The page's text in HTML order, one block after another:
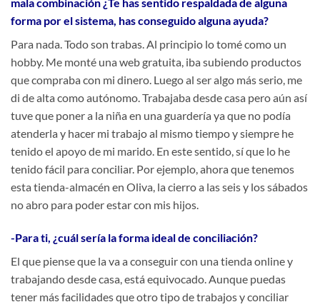
mala combinación ¿Te has sentido respaldada de alguna
forma por el sistema, has conseguido alguna ayuda?
Para nada. Todo son trabas. Al principio lo tomé como un
hobby. Me monté una web gratuita, iba subiendo productos
que compraba con mi dinero. Luego al ser algo más serio, me
di de alta como autónomo. Trabajaba desde casa pero aún así
tuve que poner a la niña en una guardería ya que no podía
atenderla y hacer mi trabajo al mismo tiempo y siempre he
tenido el apoyo de mi marido. En este sentido, sí que lo he
tenido fácil para conciliar. Por ejemplo, ahora que tenemos
esta tienda-almacén en Oliva, la cierro a las seis y los sábados
no abro para poder estar con mis hijos.
-Para ti, ¿cuál sería la forma ideal de conciliación?
El que piense que la va a conseguir con una tienda online y
trabajando desde casa, está equivocado. Aunque puedas
tener más facilidades que otro tipo de trabajos y conciliar